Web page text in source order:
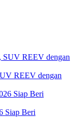
REEV dengan
Siap Beri